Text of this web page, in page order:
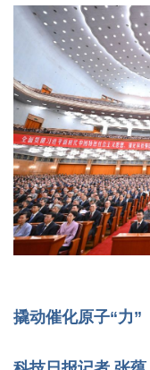
撬动催化原子“力”